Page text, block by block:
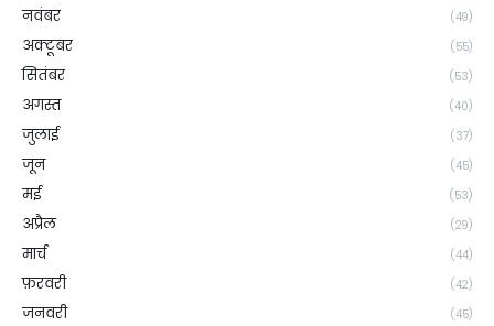
नवंबर (49)
अक्टूबर (55)
सितंबर (53)
अगस्त (40)
जुलाई (37)
जून (45)
मई (53)
अप्रैल (29)
मार्च (44)
फ़रवरी (42)
जनवरी (45)